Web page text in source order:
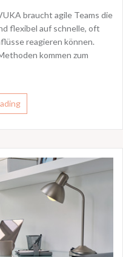
braucht agile Teams die
flexibel auf schnelle, oft
reagieren können.
kommen zum